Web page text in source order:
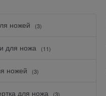
ножей (3)
для ножа (11)
ножей (3)
для ножа (3)